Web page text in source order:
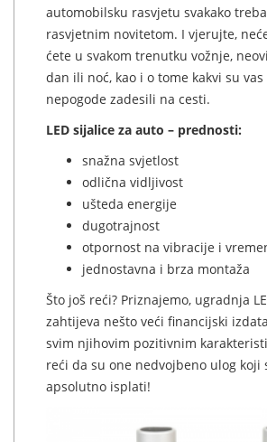
automobilsku rasvjetu svakako
rasvjetnim novitetom. I vjerujte,
ćete u svakom trenutku vožnje,
dan ili noć, kao i o tome kakvi su
nepogode zadesili na cesti.
LED sijalice za auto – prednosti:
snažna svjetlost
odlična vidljivost
ušteda energije
dugotrajnost
otpornost na vibracije i
jednostavna i brza montaža
Što još reći? Priznajemo, ugradnja
zahtijeva nešto veći financijski
svim njihovim pozitivnim
reći da su one nedvojbeno ulog koji
apsolutno isplati!